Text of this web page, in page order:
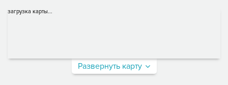
загрузка карты...
Развернуть карту